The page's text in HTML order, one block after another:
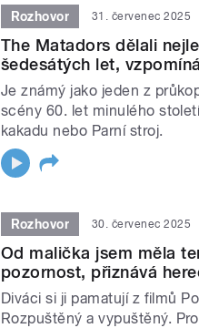
Rozhovor 31. červenec 2025
The Matadors dělali
šedesátých let,
Je známý jako jeden z
scény 60. let minulého
kakadu nebo Parní stroj.
Rozhovor 30. červenec 2025
Od malička jsem měla
pozornost, přiznává
Diváci si ji pamatují z filmů
Rozpuštěný a vypuštěný.